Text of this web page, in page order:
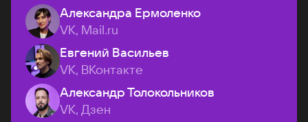
Александра Ермоленко
VK, Mail.ru
Евгений Васильев
VK, ВКонтакте
Александр Толокольников
VK, Дзен